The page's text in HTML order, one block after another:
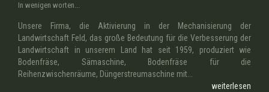
In wenigen worten...
Unsere Firma, die Aktivierung in der Mechanisierung der
Landwirtschaft Feld, das große Bedeutung für die Verbesserung der
Landwirtschaft in unserem Land hat seit 1959, produziert wie
Bodenfräse, Sämaschine, Bodenfräse für die
Reihenzwischenräume, Düngerstreumaschine mit...
weiterlesen